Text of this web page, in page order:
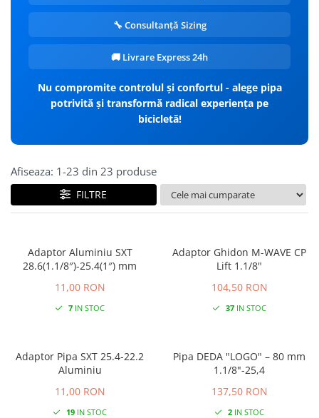
🔧 Consultanță Sizing
🚚 Livrare Express 24h
Nu compromite controlul și confortul - alege pipa
potrivită și transformă radical experiența pe
bicicletă!
Afiseaza: 1-23 din 23 produse
FILTRE
Adaptor Aluminiu SXT
28.6(1.1/8″)-25.4(1″) mm
11,00 RON
7IN STOC
Adaptor Ghidon M-WAVE CP
Lift 1.1/8"
104,50 RON
37IN STOC
Adaptor Pipa SXT 25.4-22.2
Aluminiu
11,00 RON
19IN STOC
Pipa DEDA "LOGO" – 80 mm
1.1/8"-25,4
137,50 RON
2IN STOC